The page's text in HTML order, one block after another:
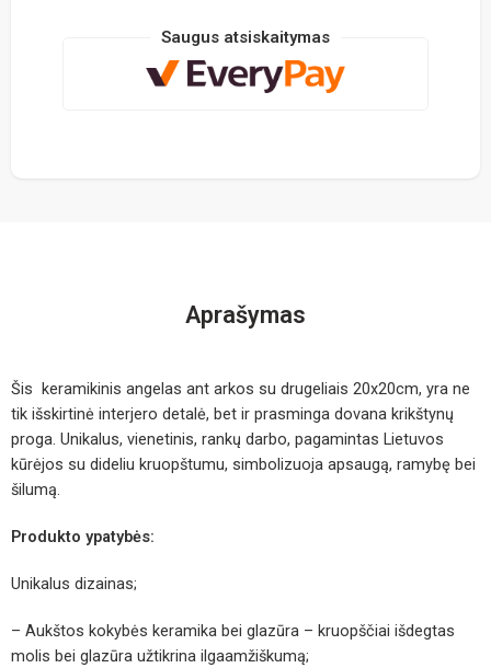
Saugus atsiskaitymas
Aprašymas
Šis keramikinis angelas ant arkos su drugeliais 20x20cm, yra ne
tik išskirtinė interjero detalė, bet ir prasminga dovana krikštynų
proga. Unikalus, vienetinis, rankų darbo, pagamintas Lietuvos
kūrėjos su dideliu kruopštumu, simbolizuoja apsaugą, ramybę bei
šilumą.
Produkto ypatybės:
Unikalus dizainas;
– Aukštos kokybės keramika bei glazūra – kruopščiai išdegtas
molis bei glazūra užtikrina ilgaamžiškumą;